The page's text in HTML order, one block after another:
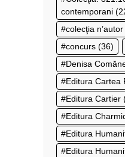
contemporani
colecţia n’autor
concurs (36)
Denisa
Editura Cartea
Editura Cartier
Editura
Editura
Editura